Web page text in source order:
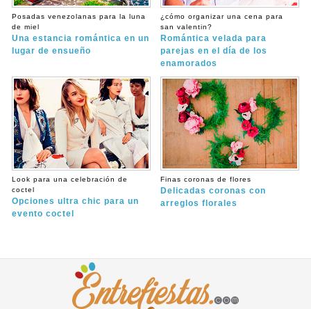
Posadas venezolanas para la luna
de miel
Una estancia romántica en un
lugar de ensueño
¿cómo organizar una cena para
san valentin?
Romántica velada para
parejas en el día de los
enamorados
Look para una celebración de
coctel
Opciones ultra chic para un
evento coctel
Finas coronas de flores
Delicadas coronas con
arreglos florales